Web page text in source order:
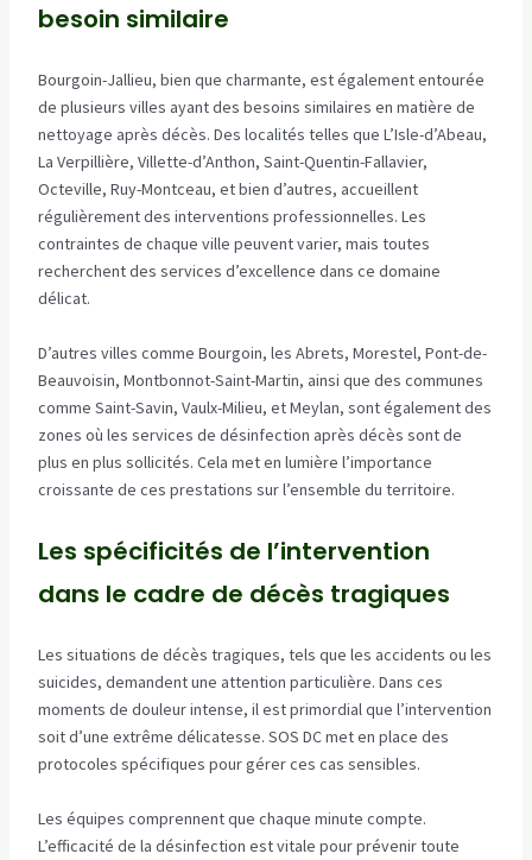
besoin similaire
Bourgoin-Jallieu, bien que charmante, est également entourée
de plusieurs villes ayant des besoins similaires en matière de
nettoyage après décès. Des localités telles que L’Isle-d’Abeau,
La Verpillière, Villette-d’Anthon, Saint-Quentin-Fallavier,
Octeville, Ruy-Montceau, et bien d’autres, accueillent
régulièrement des interventions professionnelles. Les
contraintes de chaque ville peuvent varier, mais toutes
recherchent des services d’excellence dans ce domaine
délicat.
D’autres villes comme Bourgoin, les Abrets, Morestel, Pont-de-
Beauvoisin, Montbonnot-Saint-Martin, ainsi que des communes
comme Saint-Savin, Vaulx-Milieu, et Meylan, sont également des
zones où les services de désinfection après décès sont de
plus en plus sollicités. Cela met en lumière l’importance
croissante de ces prestations sur l’ensemble du territoire.
Les spécificités de l’intervention
dans le cadre de décès tragiques
Les situations de décès tragiques, tels que les accidents ou les
suicides, demandent une attention particulière. Dans ces
moments de douleur intense, il est primordial que l’intervention
soit d’une extrême délicatesse. SOS DC met en place des
protocoles spécifiques pour gérer ces cas sensibles.
Les équipes comprennent que chaque minute compte.
L’efficacité de la désinfection est vitale pour prévenir toute